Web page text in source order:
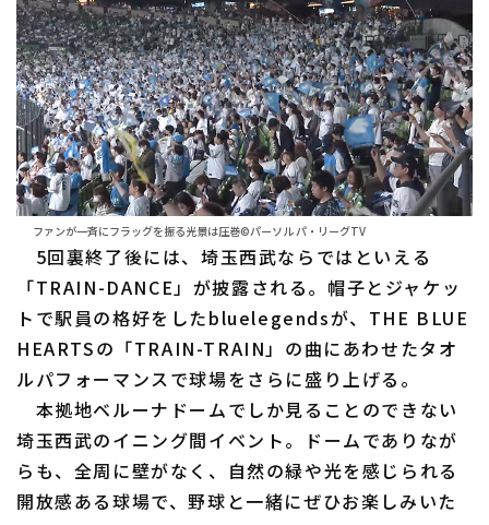
ファンが一斉にフラッグを振る光景は圧巻©パーソル パ・リーグTV
5回裏終了後には、埼玉西武ならではといえる
「TRAIN-DANCE」が披露される。帽子とジャケッ
トで駅員の格好をしたbluelegendsが、THE BLUE
HEARTSの「TRAIN-TRAIN」の曲にあわせたタオ
ルパフォーマンスで球場をさらに盛り上げる。
本拠地ベルーナドームでしか見ることのできない
埼玉西武のイニング間イベント。ドームでありなが
らも、全周に壁がなく、自然の緑や光を感じられる
開放感ある球場で、野球と一緒にぜひお楽しみいた